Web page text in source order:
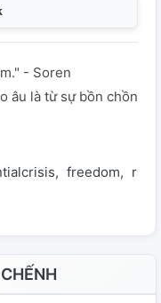
- Soren
âu là từ sự bồn chồn
freedom